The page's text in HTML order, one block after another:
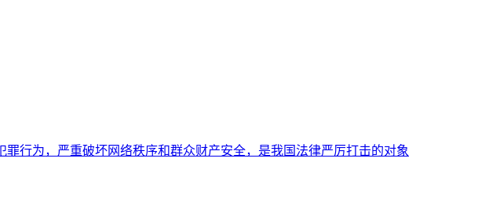
行为，严重破坏网络秩序和群众财产安全，是我国法律严厉打击的对象